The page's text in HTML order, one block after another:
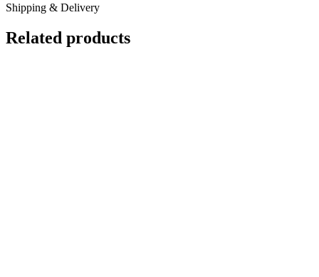
Shipping & Delivery
Related products